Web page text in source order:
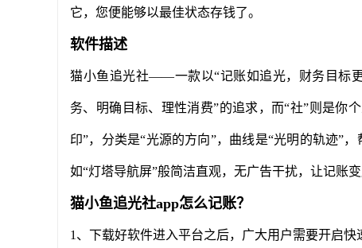
它，您便能够以最佳状态存钱了。
软件描述
猫小鱼追光社——一款以“记账如追光，财务目标
务、明确目标、理性消费”的追求，而“社”则是
印”，分类是“光源的方向”，曲线是“光明的轨迹”
如“灯塔导航屏”般简洁直观，无广告干扰，让记账
猫小鱼追光社app怎么记账？
1、下载好软件进入平台之后，广大用户需要开启快